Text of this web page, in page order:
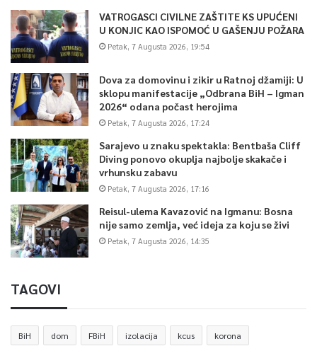
VATROGASCI CIVILNE ZAŠTITE KS UPUĆENI
U KONJIC KAO ISPOMOĆ U GAŠENJU POŽARA
Petak, 7 Augusta 2026, 19:54
Dova za domovinu i zikir u Ratnoj džamiji: U
sklopu manifestacije „Odbrana BiH – Igman
2026“ odana počast herojima
Petak, 7 Augusta 2026, 17:24
Sarajevo u znaku spektakla: Bentbaša Cliff
Diving ponovo okuplja najbolje skakače i
vrhunsku zabavu
Petak, 7 Augusta 2026, 17:16
Reisul-ulema Kavazović na Igmanu: Bosna
nije samo zemlja, već ideja za koju se živi
Petak, 7 Augusta 2026, 14:35
TAGOVI
BiH dom FBiH izolacija kcus korona